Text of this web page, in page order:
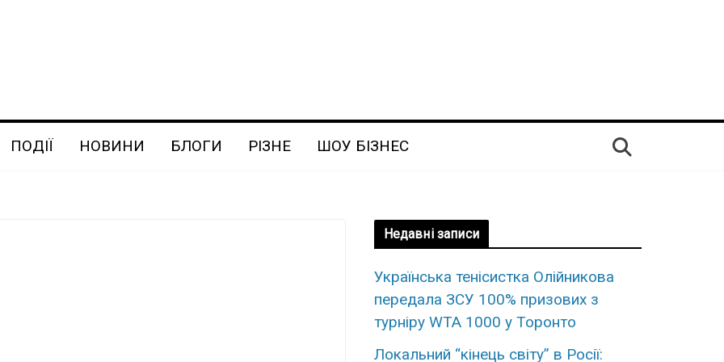
ПОДІЇ НОВИНИ БЛОГИ РІЗНЕ ШОУ БІЗНЕС
Недавні записи
Укpaїнська тенісистка Олійникова
пеpедала ЗСУ 100% пpизових з
турніру WTA 1000 у Торонто
Локальний “кінець світу” в Росії: